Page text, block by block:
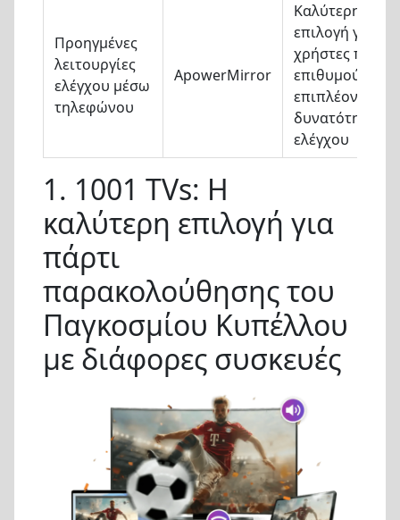
Προηγμένες
λειτουργίες
ελέγχου μέσω
τηλεφώνου
ApowerMirror
Καλύτερη
επιλογή για
χρήστες που
επιθυμούν
επιπλέον
δυνατότητες
ελέγχου
1. 1001 TVs: Η
καλύτερη επιλογή για
πάρτι
παρακολούθησης του
Παγκοσμίου Κυπέλλου
με διάφορες συσκευές